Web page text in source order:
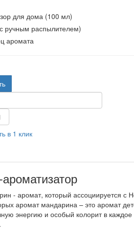
для дома (100 мл)
ручным распылителем)
аромата
в 1 клик
- аромат, который ассоциируется с
аромат мандарина – это аромат
энергию и особый колорит в каждое